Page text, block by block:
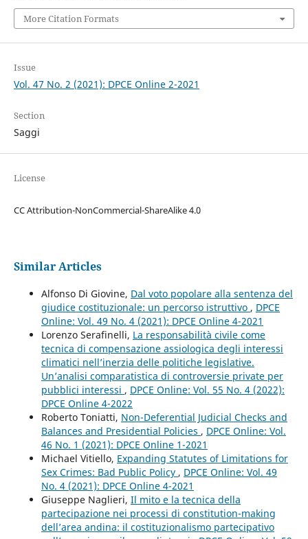
More Citation Formats
Issue
Vol. 47 No. 2 (2021): DPCE Online 2-2021
Section
Saggi
License
CC Attribution-NonCommercial-ShareAlike 4.0
Similar Articles
Alfonso Di Giovine, Dal voto popolare alla sentenza del
giudice costituzionale: un percorso istruttivo , DPCE
Online: Vol. 49 No. 4 (2021): DPCE Online 4-2021
Lorenzo Serafinelli, La responsabilità civile come
tecnica di compensazione assiologica degli interessi
climatici nell’inerzia delle politiche legislative.
Un’analisi comparatistica di controversie private per
pubblici interessi , DPCE Online: Vol. 55 No. 4 (2022):
DPCE Online 4-2022
Roberto Toniatti, Non-Deferential Judicial Checks and
Balances and Presidential Policies , DPCE Online: Vol.
46 No. 1 (2021): DPCE Online 1-2021
Michael Vitiello, Expanding Statutes of Limitations for
Sex Crimes: Bad Public Policy , DPCE Online: Vol. 49
No. 4 (2021): DPCE Online 4-2021
Giuseppe Naglieri, Il mito e la tecnica della
partecipazione nei processi di constitution-making
dell’area andina: il costituzionalismo partecipativo